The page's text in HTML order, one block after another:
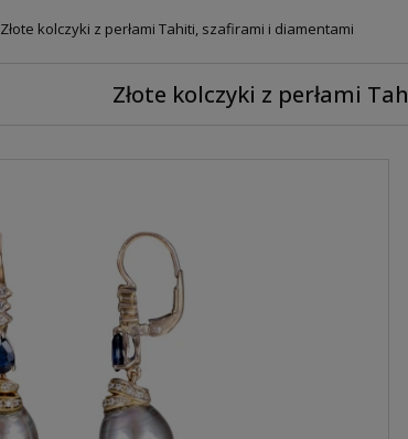
Złote kolczyki z perłami Tahiti, szafirami i diamentami
Złote kolczyki z perłami